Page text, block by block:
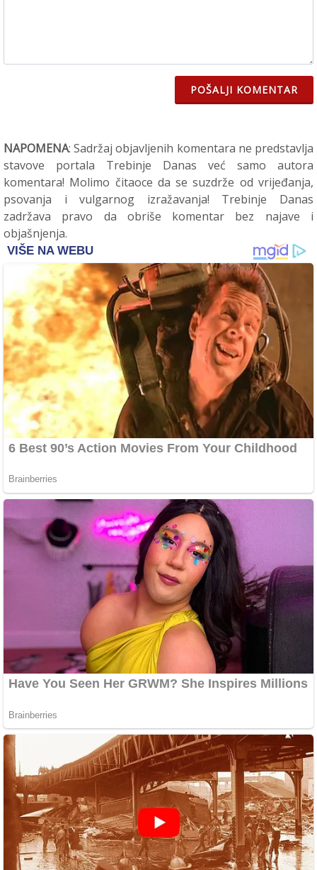
POŠALJI KOMENTAR
NAPOMENA: Sadržaj objavljenih komentara ne predstavlja
stavove portala Trebinje Danas već samo autora
komentara! Molimo čitaoce da se suzdrže od vrijeđanja,
psovanja i vulgarnog izražavanja! Trebinje Danas
zadržava pravo da obriše komentar bez najave i
objašnjenja.